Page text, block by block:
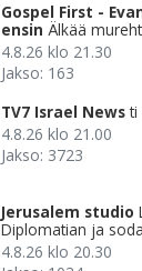
Gospel First -
ensin Älkää
4.8.26 klo 21.30
Jakso: 163
TV7 Israel News ti
4.8.26 klo 21.00
Jakso: 3723
Jerusalem studio
Diplomatian ja
4.8.26 klo 20.30